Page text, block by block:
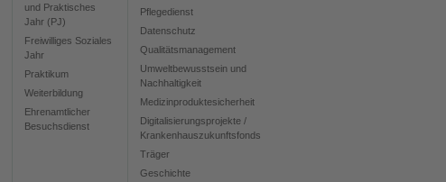
und Praktisches
Jahr (PJ)
Freiwilliges Soziales
Jahr
Praktikum
Weiterbildung
Ehrenamtlicher
Besuchsdienst
Pflegedienst
Datenschutz
Qualitätsmanagement
Umweltbewusstsein und
Nachhaltigkeit
Medizinproduktesicherheit
Digitalisierungsprojekte /
Krankenhauszukunftsfonds
Träger
Geschichte